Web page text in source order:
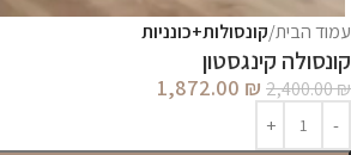
עמוד הבית קונסולות+כונניות
קונסולה קינגסטון
2,400.00₪
1,872.00 ₪